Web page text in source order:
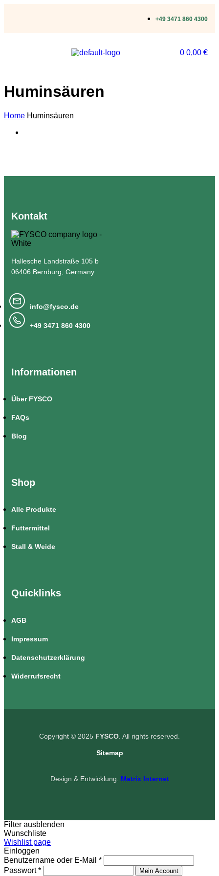
+49 3471 860 4300
0 0,00 €
Huminsäuren
Home Huminsäuren
Kontakt
Hallesche Landstraße 105 b
06406 Bernburg, Germany
info@fysco.de
+49 3471 860 4300
Informationen
Über FYSCO
FAQs
Blog
Shop
Alle Produkte
Futtermittel
Stall & Weide
Quicklinks
AGB
Impressum
Datenschutzerklärung
Widerrufsrecht
Copyright © 2025 FYSCO . All rights reserved.
Sitemap
Design & Entwicklung: Matrix Internet
Filter ausblenden
Wunschliste
Wishlist page
Einloggen
Benutzername oder E-Mail *
Passwort* Mein Account